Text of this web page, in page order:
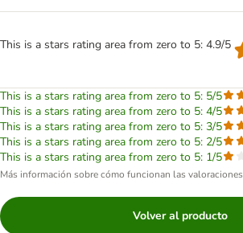
This is a stars rating area from zero to 5: 4.9/5
This is a stars rating area from zero to 5: 5/5
This is a stars rating area from zero to 5: 4/5
This is a stars rating area from zero to 5: 3/5
This is a stars rating area from zero to 5: 2/5
This is a stars rating area from zero to 5: 1/5
Más información sobre cómo funcionan las valoraciones
Volver al producto